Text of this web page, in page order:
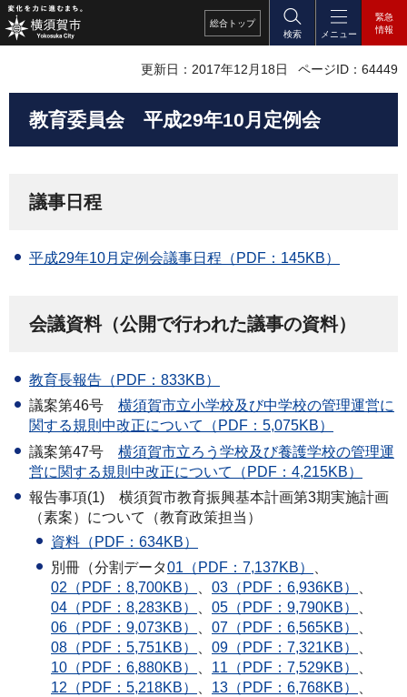
総合 トップ
検索
メニュー
緊急
情報
更新日：2017年12月18日 ページID：64449
教育委員会 平成29年10月定例会
議事日程
平成29年10月定例会議事日程（PDF：145KB）
会議資料（公開で行われた議事の資料）
教育長報告（PDF：833KB）
議案第46号
横須賀市立小学校及び中学校の管理運営に
関する規則中改正について（PDF：5,075KB）
議案第47号
横須賀市立ろう学校及び養護学校の管理運
営に関する規則中改正について（PDF：4,215KB）
報告事項(1)
横須賀市教育振興基本計画第3期実施計画
（素案）について（教育政策担当）
資料（PDF：634KB）
別冊（分割データ01（PDF：7,137KB）
02（PDF：8,700KB）
03（PDF：6,936KB）
04（PDF：8,283KB）
05（PDF：9,790KB）
06（PDF：9,073KB）
07（PDF：6,565KB）
08（PDF：5,751KB）
09（PDF：7,321KB）
10（PDF：6,880KB）
11（PDF：7,529KB）
12（PDF：5,218KB）
13（PDF：6,768KB）